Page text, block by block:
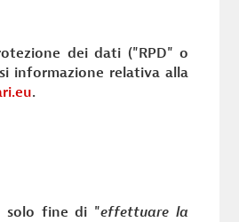
dei dati ("RPD" o
informazione relativa alla
.
solo fine di "effettuare la